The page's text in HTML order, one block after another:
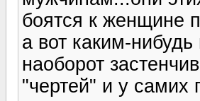
боятся к женщине
а вот каким-
наоборот
"чертей" и у самих